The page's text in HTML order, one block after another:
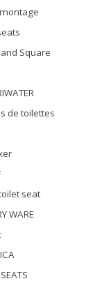
Square
de toilettes
seat
WARE